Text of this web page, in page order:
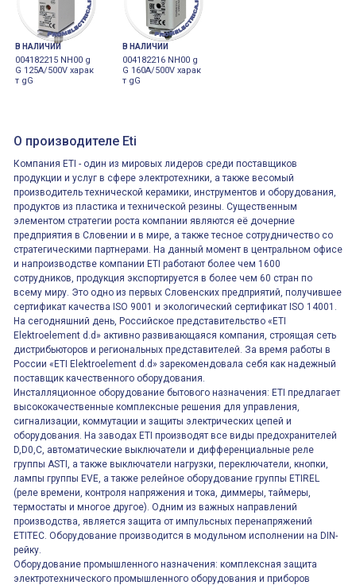
В НАЛИЧИИ
004182215 NH00 g
G 125A/500V харак
т gG
В НАЛИЧИИ
004182216 NH00 g
G 160A/500V харак
т gG
О производителе Eti
Компания ETI - один из мировых лидеров среди поставщиков
продукции и услуг в сфере электротехники, а также весомый
производитель технической керамики, инструментов и оборудования,
продуктов из пластика и технической резины. Существенным
элементом стратегии роста компании являются её дочерние
предприятия в Словении и в мире, а также тесное сотрудничество со
стратегическими партнерами. На данный момент в центральном офисе
и напроизводстве компании ETI работают более чем 1600
сотрудников, продукция экспортируется в более чем 60 стран по
всему миру. Это одно из первых Словенских предприятий, получившее
сертификат качества ISO 9001 и экологический сертификат ISO 14001.
На сегодняшний день, Российское представительство «ETI
Elektroelement d.d» активно развивающаяся компания, строящая сеть
дистрибьюторов и региональных представителей. За время работы в
России «ETI Elektroelement d.d» зарекомендовала себя как надежный
поставщик качественного оборудования.
Инсталляционное оборудование бытового назначения: ETI предлагает
высококачественные комплексные решения для управления,
сигнализации, коммутации и защиты электрических цепей и
оборудования. На заводах ETI производят все виды предохранителей
D,D0,C, автоматические выключатели и дифференциальные реле
группы ASTI, а также выключатели нагрузки, переключатели, кнопки,
лампы группы EVE, а также релейное оборудование группы ETIREL
(реле времени, контроля напряжения и тока, диммеры, таймеры,
термостаты и многое другое). Одним из важных направлений
производства, является защита от импульсных перенапряжений
ETITEC. Оборудование производится в модульном исполнении на DIN-
рейку.
Оборудование промышленного назначения: комплексная защита
электротехнического промышленного оборудования и приборов